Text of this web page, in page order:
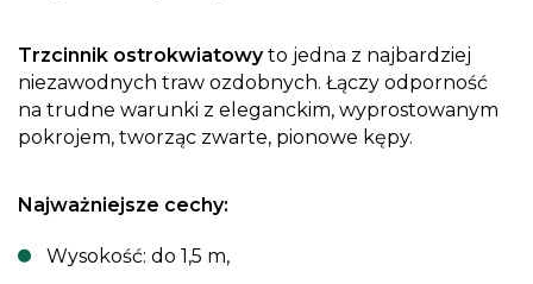
Trzcinnik ostrokwiatowyto jedna z najbardziej
niezawodnych traw ozdobnych. Łączy odporność
na trudne warunki z eleganckim, wyprostowanym
pokrojem, tworząc zwarte, pionowe kępy.
Najważniejsze cechy:
Wysokość: do 1,5 m,